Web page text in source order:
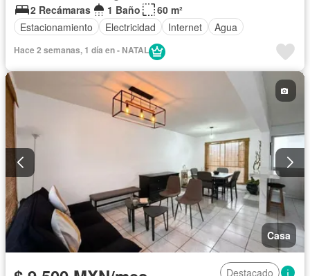
2 Recámaras
1 Baño
60 m²
Estacionamiento
Electricidad Internet Agua
Hace 2 semanas, 1 día en - NATAL
Casa
Destacado